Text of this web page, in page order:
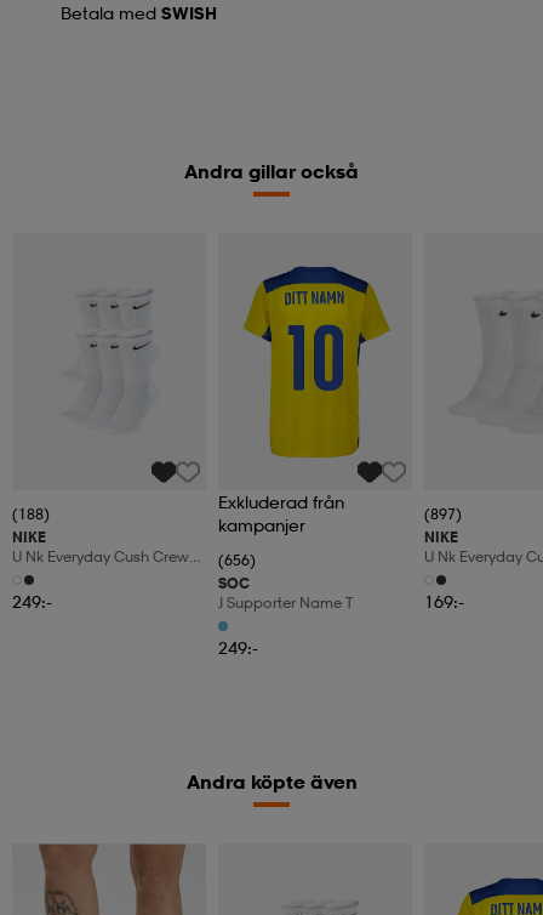
Betala med SWISH
Andra gillar också
(188)
NIKE
U Nk Everyday Cush Crew
6pr-Bd
249:-
Exkluderad från
kampanjer
(656)
SOC
J Supporter Name T
249:-
(897)
NIKE
U Nk Everyday
3pr
169:-
Andra köpte även